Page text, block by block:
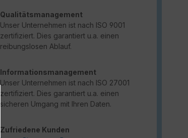
Qualitätsmanagement
Unser Unternehmen ist nach ISO 9001
zertifiziert. Dies garantiert u.a. einen
reibungslosen Ablauf.
Informationsmanagement
Unser Unternehmen ist nach ISO 27001
zertifiziert. Dies garantiert u.a. einen
sicheren Umgang mit Ihren Daten.
Zufriedene Kunden